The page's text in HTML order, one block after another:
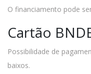
O financiamento pode
Cartão
Possibilidade de
baixos.